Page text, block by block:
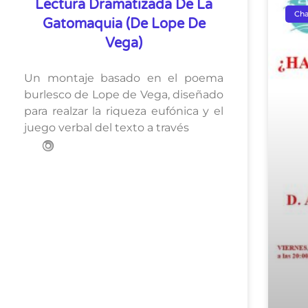
Lectura Dramatizada De La
Gatomaquia (de Lope De
Vega)
Un montaje basado en el poema
burlesco de Lope de Vega, diseñado
para realzar la riqueza eufónica y el
juego verbal del texto a través